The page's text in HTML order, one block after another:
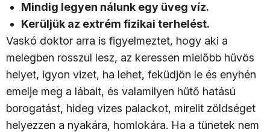
Mindig legyen nálunk egy üveg víz.
Kerüljük az extrém fizikai terhelést.
Vaskó doktor arra is figyelmeztet, hogy aki a
melegben rosszul lesz, az keressen mielőbb hűvös
helyet, igyon vizet, ha lehet, feküdjön le és enyhén
emelje meg a lábait, és valamilyen hűtő hatású
borogatást, hideg vizes palackot, mirelit zöldséget
helyezzen a nyakára, homlokára. Ha a tünetek nem